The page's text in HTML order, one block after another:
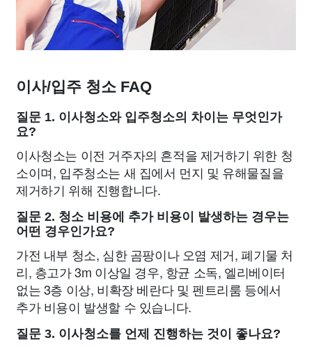
이사/입주 청소 FAQ
질문 1. 이사청소와 입주청소의 차이는 무엇인가
요?
이사청소는 이전 거주자의 흔적을 제거하기 위한 청
소이며, 입주청소는 새 집에서 먼지 및 유해물질을
제거하기 위해 진행합니다.
질문 2. 청소 비용에 추가 비용이 발생하는 경우는
어떤 경우인가요?
가전 내부 청소, 심한 곰팡이나 오염 제거, 폐기물 처
리, 층고가 3m 이상일 경우, 항균 소독, 엘리베이터
없는 3층 이상, 비확장 베란다 및 펜트리룸 등에서
추가 비용이 발생할 수 있습니다.
질문 3. 이사청소를 언제 진행하는 것이 좋나요?